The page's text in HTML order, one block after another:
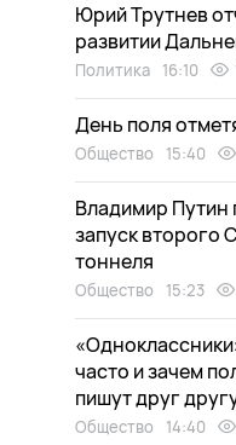
Юрий Трутнев
развитии
Политика 16:10
День поля
Общество 15:40
Владимир
запуск второго
тоннеля
Общество 15:23
часто и зачем
пишут друг
Общество 14:40